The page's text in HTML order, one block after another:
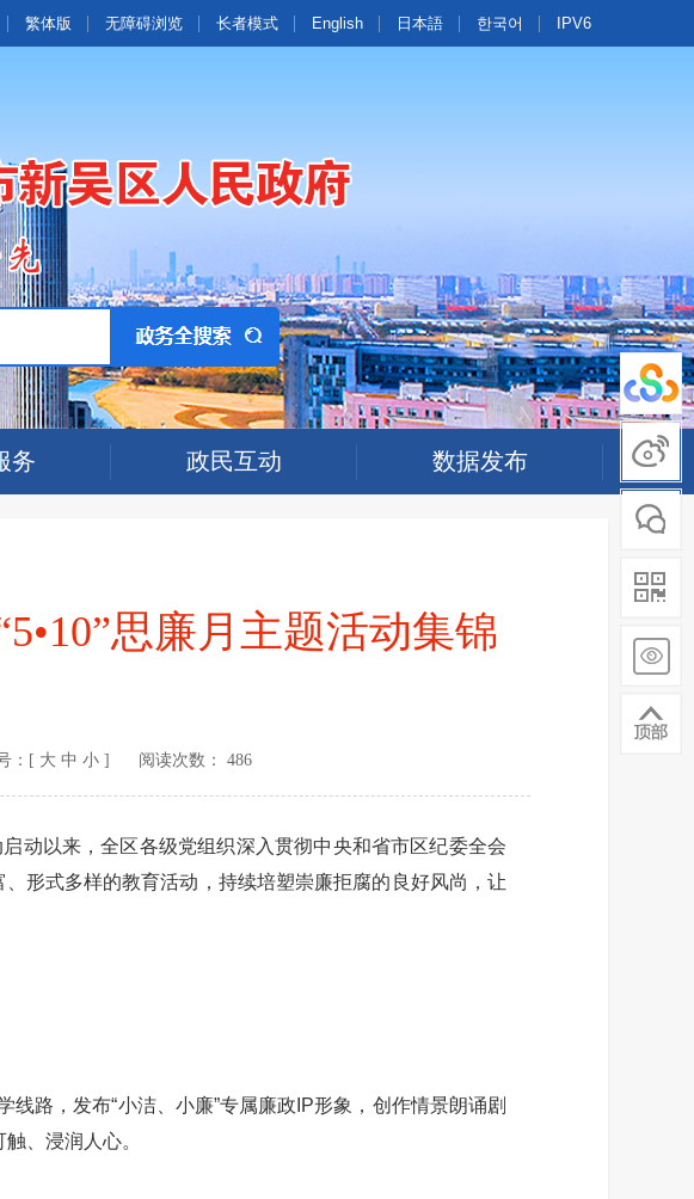
繁体版 无障碍浏览 长者模式 English 日本語 한국어 IPV6
务 政民互动 数据发布
思廉月主题活动集锦
：[ 大 中 小] 阅读次数： 486
以来，全区各级党组织深入贯彻中央和省市区纪委全会
形式多样的教育活动，持续培塑崇廉拒腐的良好风尚，让
路，发布“小洁、小廉”专属廉政IP形象，创作情景朗诵剧
、浸润人心。